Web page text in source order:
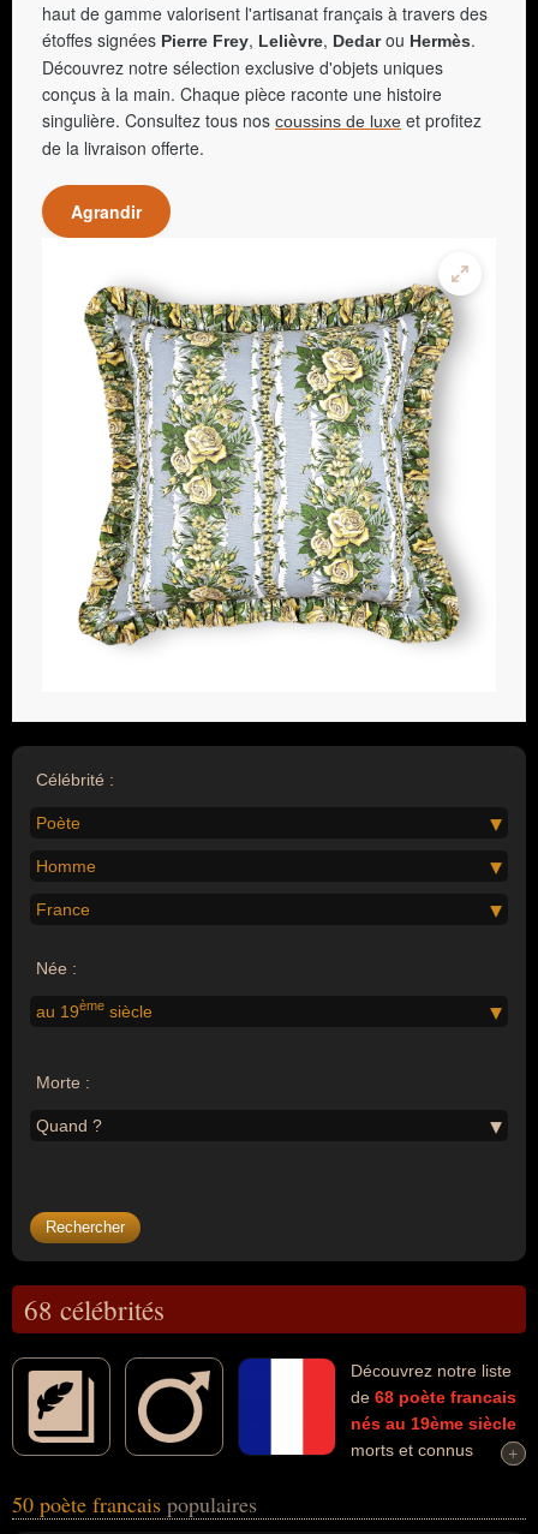
haut de gamme valorisent l'artisanat français à travers des
étoffes signées Pierre Frey, Lelièvre, Dedarou Hermès.
Découvrez notre sélection exclusive d'objets uniques
conçus à la main. Chaque pièce raconte une histoire
singulière. Consultez tous nos coussins de luxe et profitez
de la livraison offerte.
Agrandir
Célébrité :
Poète
Homme
France
Née :
au 19ème siècle
Morte :
Quand ?
68 célébrités
Découvrez notre liste
de 68 poète francais
nés au 19ème siècle
morts et connus
Robert Desnos, Jacques Prévert, André Suarès, Abel Bonnard,
+
+
50 poète francais populaires